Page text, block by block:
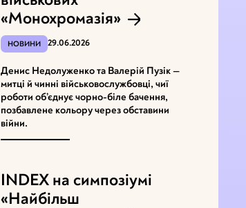
«Монохромазія»
НОВИНИ 29.06.2026
Денис Недолуженко та Валерій Пузік —
митці й чинні військовослужбовці, чиї
роботи об’єднує чорно-біле бачення,
позбавлене кольору через обставини
війни.
INDEX на симпозіумі
«Найбільш